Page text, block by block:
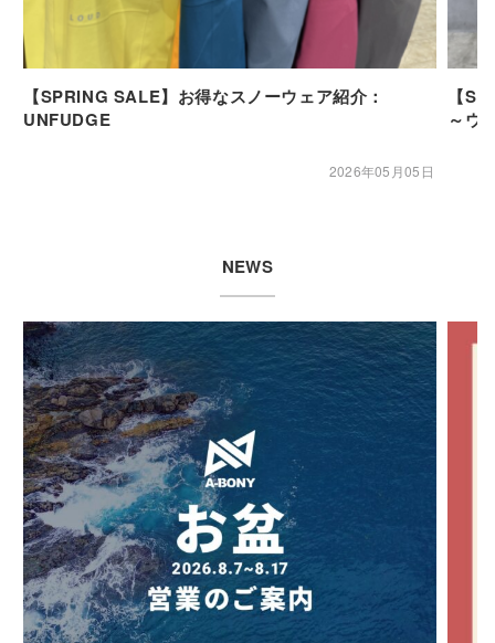
【SPRING SALE】お得なスノーウェア紹介：
UNFUDGE
2026年05月05日
【
～ウ
NEWS